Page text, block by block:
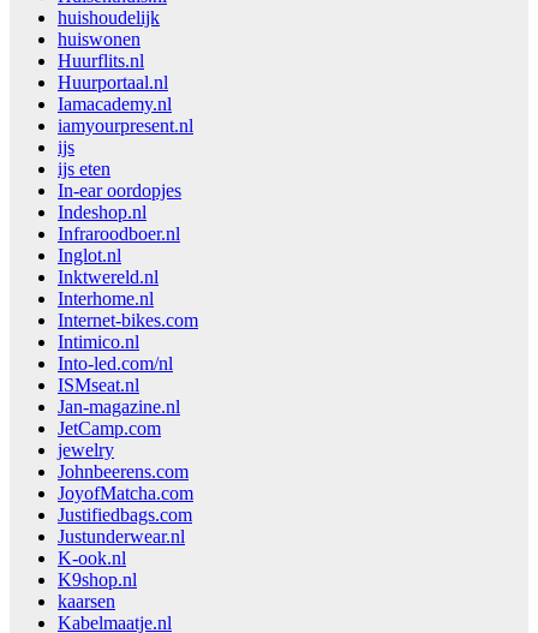
huishoudelijk
huiswonen
Huurflits.nl
Huurportaal.nl
Iamacademy.nl
iamyourpresent.nl
ijs
ijs eten
In-ear oordopjes
Indeshop.nl
Infraroodboer.nl
Inglot.nl
Inktwereld.nl
Interhome.nl
Internet-bikes.com
Intimico.nl
Into-led.com/nl
ISMseat.nl
Jan-magazine.nl
JetCamp.com
jewelry
Johnbeerens.com
JoyofMatcha.com
Justifiedbags.com
Justunderwear.nl
K-ook.nl
K9shop.nl
kaarsen
Kabelmaatje.nl